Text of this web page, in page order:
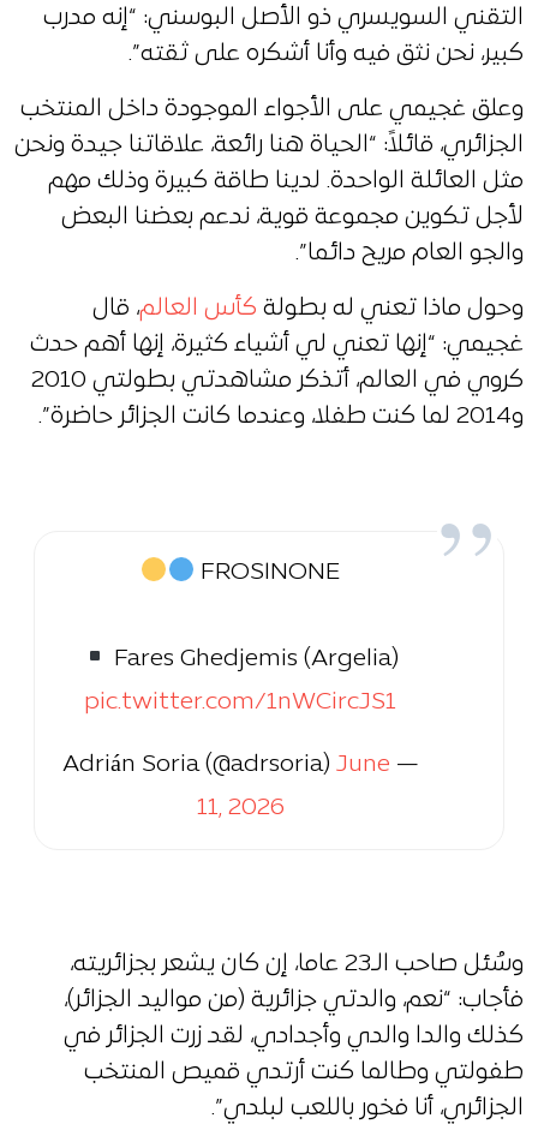
التقني السويسري ذو الأصل البوسني: “إنه مدرب
كبير، نحن نثق فيه وأنا أشكره على ثقته”.
وعلق غجيمي على الأجواء الموجودة داخل المنتخب
الجزائري، قائلاً: “الحياة هنا رائعة، علاقاتنا جيدة ونحن
مثل العائلة الواحدة. لدينا طاقة كبيرة وذلك مهم
لأجل تكوين مجموعة قوية، ندعم بعضنا البعض
والجو العام مريح دائما”.
وحول ماذا تعني له بطولة كأس العالم، قال
غجيمي: “إنها تعني لي أشياء كثيرة، إنها أهم حدث
كروي في العالم، أتذكر مشاهدتي بطولتي 2010
و2014 لما كنت طفلا، وعندما كانت الجزائر حاضرة”.
FROSINONE
Fares Ghedjemis (Argelia)
pic.twitter.com/1nWCircJS1
— Adrián Soria (@adrsoria)
June
11, 2026
وسُئل صاحب الـ23 عاما، إن كان يشعر بجزائريته،
فأجاب: “نعم، والدتي جزائرية (من مواليد الجزائر)،
كذلك والدا والدي وأجدادي، لقد زرت الجزائر في
طفولتي وطالما كنت أرتدي قميص المنتخب
الجزائري، أنا فخور باللعب لبلدي”.